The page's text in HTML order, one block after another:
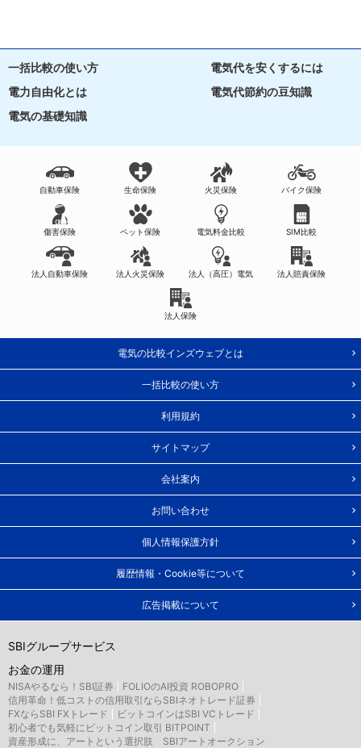
一括比較の使い方
電気代を安くするには
電力自由化とは
電気代節約の豆知識
電気の基礎知識
自動車保険 生命保険 火災保険 バイク保険
傷害保険 ペット保険 電気料金比較 SIM比較
法人自動車保険 法人火災保険 法人（高圧）電気 法人賠責保険
法人保険
電気の比較インズウェブとは
一括比較の使い方
利用規約
サイトマップ
会社案内
お問い合わせ
個人情報保護方針
履歴情報・Cookie等について
広告掲載について
SBIグループサービス
お金の運用
NISAやるなら！SBI証券
FOLIOのAI投資 ROBOPRO
信用革命！低コストの信用取引ならSBIネオトレード証券
FXならSBI FXトレード
ビットコインはSBI VCトレード
初心者でも気軽にビットコイン取引 BITPOINT
資産形成に、アートという選択肢 SBIアートオークション